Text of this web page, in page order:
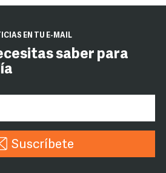
EN TU E-MAIL
saber para
Suscríbete